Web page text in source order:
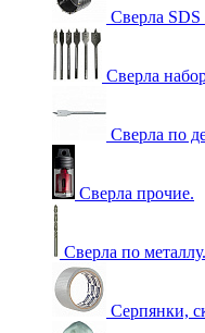
Сверла
Сверла
Сверла по
Сверла прочие.
Сверла по металлу.
Серпянки,